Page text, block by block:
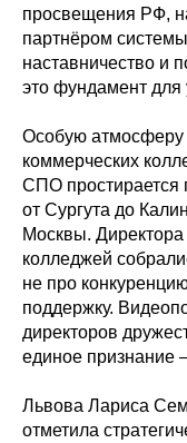
просвещения РФ,
партнёром
наставничество и
это фундамент для
Особую атмосферу
коммерческих
СПО простирается
от Сургута до
Москвы.
колледжей
не про
поддержку.
директоров
единое
Львова Лариса
отметила